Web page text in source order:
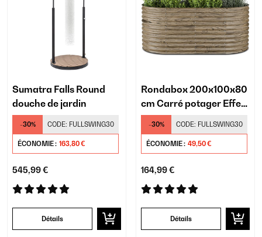
Sumatra Falls Round
douche de jardin
-30% CODE: FULLSWING30
ÉCONOMIE : 163,80 €
545,99 €
Détails
Rondabox 200x100x80
cm Carré potager Effet
bois
-30% CODE: FULLSWING30
ÉCONOMIE : 49,50 €
164,99 €
Détails